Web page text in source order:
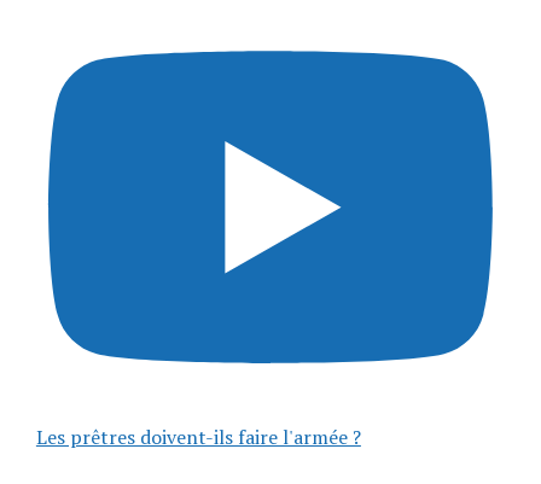
Les prêtres doivent-ils faire l'armée ?